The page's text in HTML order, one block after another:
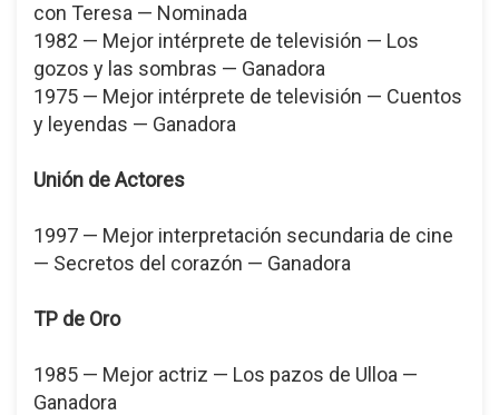
con Teresa — Nominada
1982 — Mejor intérprete de televisión — Los
gozos y las sombras — Ganadora
1975 — Mejor intérprete de televisión — Cuentos
y leyendas — Ganadora
Unión de Actores
1997 — Mejor interpretación secundaria de cine
— Secretos del corazón — Ganadora
TP de Oro
1985 — Mejor actriz — Los pazos de Ulloa —
Ganadora